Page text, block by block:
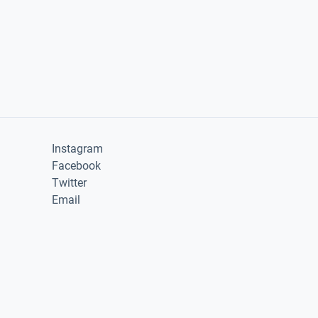
Instagram
Facebook
Twitter
Email